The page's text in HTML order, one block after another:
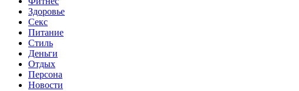
Здоровье
Секс
Питание
Стиль
Деньги
Отдых
Персона
Новости